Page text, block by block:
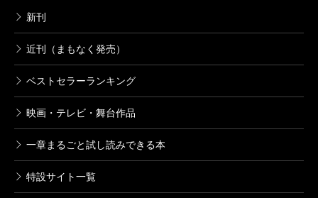
新刊
近刊（まもなく発売）
ベストセラーランキング
映画・テレビ・舞台作品
一章まるごと試し読みできる本
特設サイト一覧